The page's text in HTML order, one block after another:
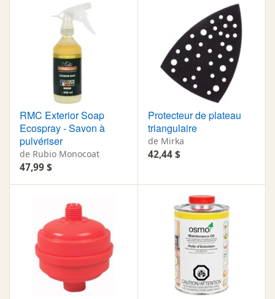
RMC Exterior Soap
Ecospray - Savon à
pulvériser
de Rubio Monocoat
47,99 $
Protecteur de plateau
triangulaire
de Mirka
42,44 $